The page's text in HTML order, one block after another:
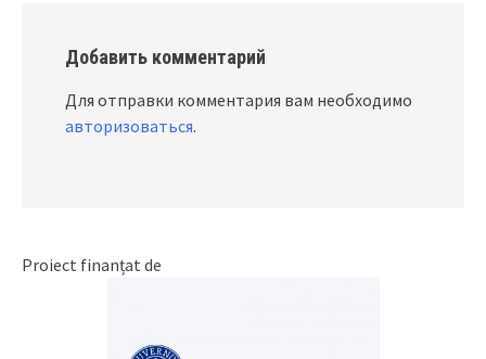
Добавить комментарий
Для отправки комментария вам необходимо
авторизоваться.
Proiect finanțat de